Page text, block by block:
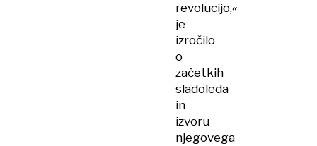
revolucijo,«
je
izročilo
o
začetkih
sladoleda
in
izvoru
njegovega